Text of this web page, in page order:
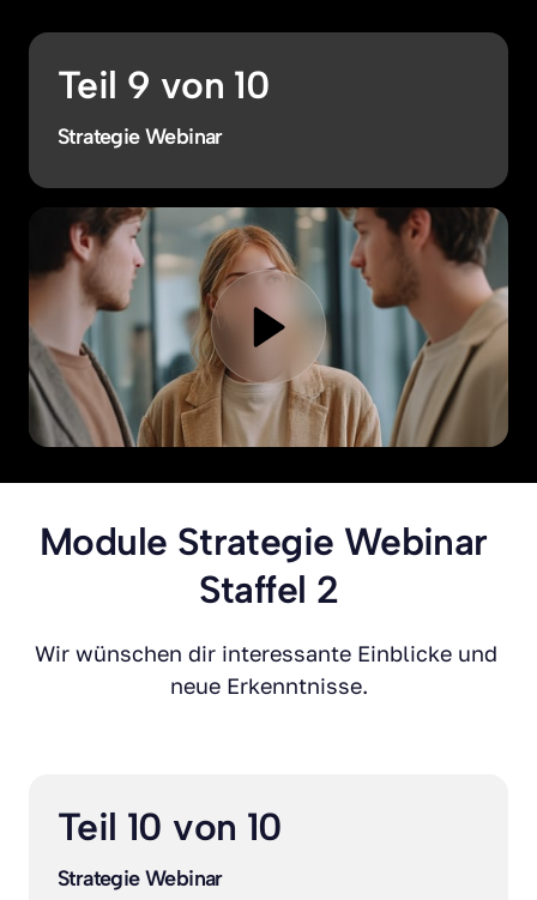
Teil 9 von 10
Strategie Webinar
Module Strategie Webinar
Staffel 2
Wir wünschen dir interessante Einblicke und
neue Erkenntnisse.
Teil 10 von 10
Strategie Webinar